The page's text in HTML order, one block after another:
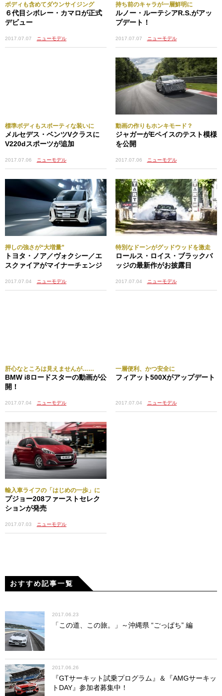
ボディも含めてダウンサイジング
６代目シボレー・カマロが正式
デビュー
2017.07.07 ニューモデル
持ち前のキャラが一層鮮明に
ルノー・ルーテシアR.S.がアッ
プデート！
2017.07.07 ニューモデル
標準ボディもスポーティな装いに
メルセデス・ベンツVクラスに
V220dスポーツが追加
2017.07.06 ニューモデル
動画の作りもホンキモード？
ジャガーがEペイスのテスト模様
を公開
2017.07.06 ニューモデル
押しの強さが“大増量”
トヨタ・ノア／ヴォクシー／エ
スクァイアがマイナーチェンジ
2017.07.04 ニューモデル
特別なドーンがグッドウッドを激走
ロールス・ロイス・ブラックバ
ッジの最新作がお披露目
2017.07.04 ニューモデル
肝心なところは見えませんが……
BMW i8ロードスターの動画が公
開！
2017.07.04 ニューモデル
一層便利、かつ安全に
フィアット500Xがアップデート
2017.07.04 ニューモデル
輸入車ライフの「はじめの一歩」に
プジョー208ファーストセレク
ションが発売
2017.07.03 ニューモデル
おすすめ記事一覧
2017.06.23
「この道、この旅。」～沖縄県 “ごっぱち” 編
2017.06.26
『GTサーキット試乗プログラム』＆『AMGサーキッ
トDAY』参加者募集中！